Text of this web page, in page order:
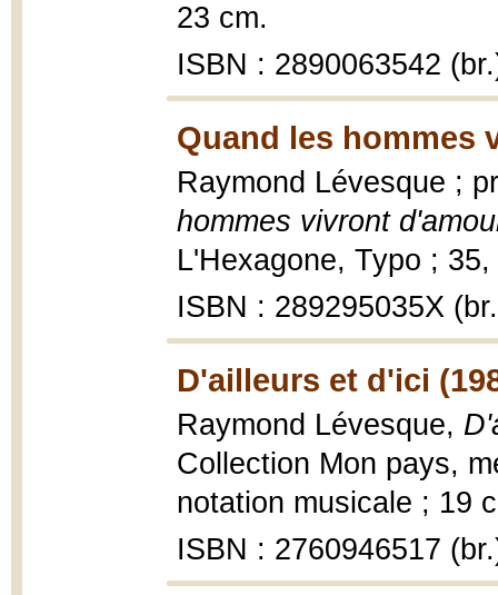
23 cm.
ISBN : 2890063542
Quand les hommes
Raymond Lévesque ;
hommes vivront
L'Hexagone, Typo ;
ISBN : 289295035X
D'ailleurs et d'ici
Raymond Lévesque,
Collection Mon pays,
notation musicale ; 19
ISBN : 2760946517